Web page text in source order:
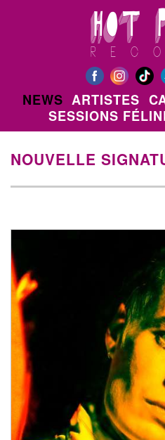
NEWS ARTISTES
SESSIONS
NOUVELLE